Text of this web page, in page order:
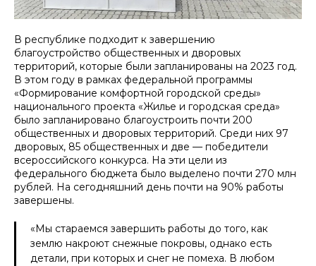
В республике подходит к завершению
благоустройство общественных и дворовых
территорий, которые были запланированы на 2023 год.
В этом году в рамках федеральной программы
«Формирование комфортной городской среды»
национального проекта «Жилье и городская среда»
было запланировано благоустроить почти 200
общественных и дворовых территорий. Среди них 97
дворовых, 85 общественных и две — победители
всероссийского конкурса. На эти цели из
федерального бюджета было выделено почти 270 млн
рублей. На сегодняшний день почти на 90% работы
завершены.
«Мы стараемся завершить работы до того, как
землю накроют снежные покровы, однако есть
детали, при которых и снег не помеха. В любом